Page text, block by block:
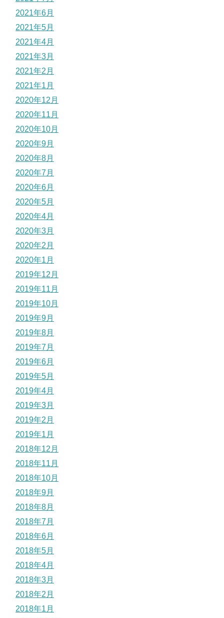
2021年6月
2021年5月
2021年4月
2021年3月
2021年2月
2021年1月
2020年12月
2020年11月
2020年10月
2020年9月
2020年8月
2020年7月
2020年6月
2020年5月
2020年4月
2020年3月
2020年2月
2020年1月
2019年12月
2019年11月
2019年10月
2019年9月
2019年8月
2019年7月
2019年6月
2019年5月
2019年4月
2019年3月
2019年2月
2019年1月
2018年12月
2018年11月
2018年10月
2018年9月
2018年8月
2018年7月
2018年6月
2018年5月
2018年4月
2018年3月
2018年2月
2018年1月